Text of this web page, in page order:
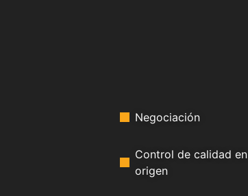
Negociación
Control de calidad en
origen